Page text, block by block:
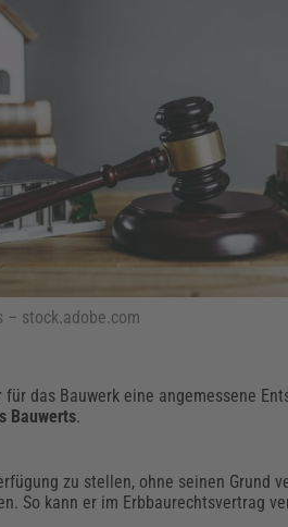
HERKERT)
HERKERT)
– stock.adobe.com
das Bauwerk eine angemessene
Bauwerts.
zu stellen, ohne seinen Grund
So kann er im Erbbaurechtsvertrag